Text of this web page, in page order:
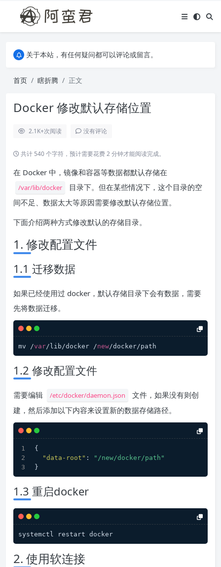
关于本站，有任何疑问都可以评论或留言。
关于本站，有任何疑问都可以评论或留言。
首页
瞎折腾 正文
Docker 修改默认存储位置
2.1K+次阅读 没有评论
共计 540 个字符，预计需要花费 2 分钟才能阅读完成。
在 Docker 中，镜像和容器等数据都默认存储在
/var/lib/docker
目录下。但在某些情况下，这个目录的空
间不足、数据太大等原因需要修改默认存储位置。
下面介绍两种方式修改默认的存储目录。
1. 修改配置文件
1.1 迁移数据
如果已经使用过 docker，默认存储目录下会有数据，需要
先将数据迁移。
mv /var/lib/docker /new/docker/path
1.2 修改配置文件
需要编辑 /etc/docker/daemon.json
文件，如果没有则创
建，然后添加以下内容来设置新的数据存储路径。
{
"data-root" :
"/new/docker/path"
}
1.3 重启docker
systemctl restart docker
2. 使用软连接